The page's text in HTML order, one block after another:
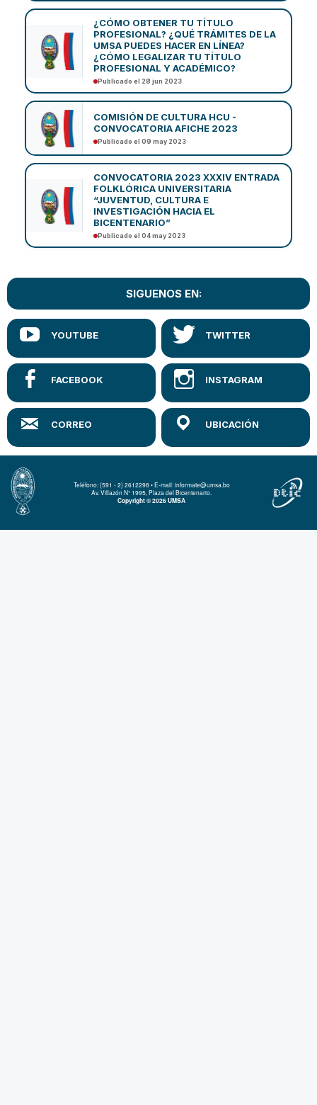
¿CÓMO OBTENER TU TÍTULO
PROFESIONAL? ¿QUÉ TRÁMITES DE LA
UMSA PUEDES HACER EN LÍNEA?
¿CÓMO LEGALIZAR TU TÍTULO
PROFESIONAL Y ACADÉMICO?
Publicado el 28 jun 2023
COMISIÓN DE CULTURA HCU -
CONVOCATORIA AFICHE 2023
Publicado el 09 may 2023
CONVOCATORIA 2023 XXXIV ENTRADA
FOLKLÓRICA UNIVERSITARIA
“JUVENTUD, CULTURA E
INVESTIGACIÓN HACIA EL
BICENTENARIO”
Publicado el 04 may 2023
SIGUENOS EN:
Teléfono: (591 - 2) 2612298 • E-mail: informate@umsa.bo
Av. Villazón N° 1995, Plaza del Bicentenario.
Copyright © 2026 UMSA